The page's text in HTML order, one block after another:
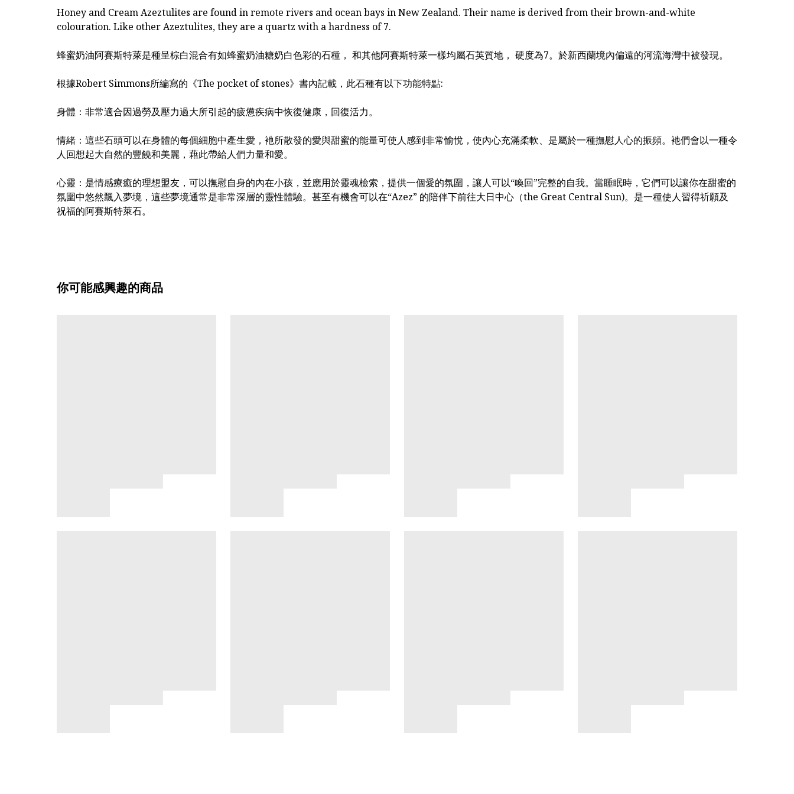
Honey and Cream Azeztulites are found in remote rivers and ocean bays in New Zealand. Their name is derived from their brown-and-white
colouration. Like other Azeztulites, they are a quartz with a hardness of 7.
蜂蜜奶油阿賽斯特萊是種呈棕白混合有如蜂蜜奶油糖奶白色彩的石種， 和其他阿賽斯特萊一樣均屬石英質地， 硬度為7。於新西蘭境內偏遠的河流海灣中被發現。
根據Robert Simmons所編寫的《The pocket of stones》書內記載，此石種有以下功能特點:
身體：非常適合因過勞及壓力過大所引起的疲憊疾病中恢復健康，回復活力。
情緒：這些石頭可以在身體的每個細胞中產生愛，衪所散發的愛與甜蜜的能量可使人感到非常愉悅，使內心充滿柔軟、是屬於一種撫慰人心的振頻。衪們會以一種令
人回想起大自然的豐饒和美麗，藉此帶給人們力量和愛。
心靈：是情感療癒的理想盟友，可以撫慰自身的內在小孩，並應用於靈魂檢索，提供一個愛的氛圍，讓人可以“喚回”完整的自我。當睡眠時，它們可以讓你在甜蜜的
氛圍中悠然飄入夢境，這些夢境通常是非常深層的靈性體驗。甚至有機會可以在“Azez” 的陪伴下前往大日中心（the Great Central Sun)。是一種使人習得祈願及
祝福的阿賽斯特萊石。
你可能感興趣的商品